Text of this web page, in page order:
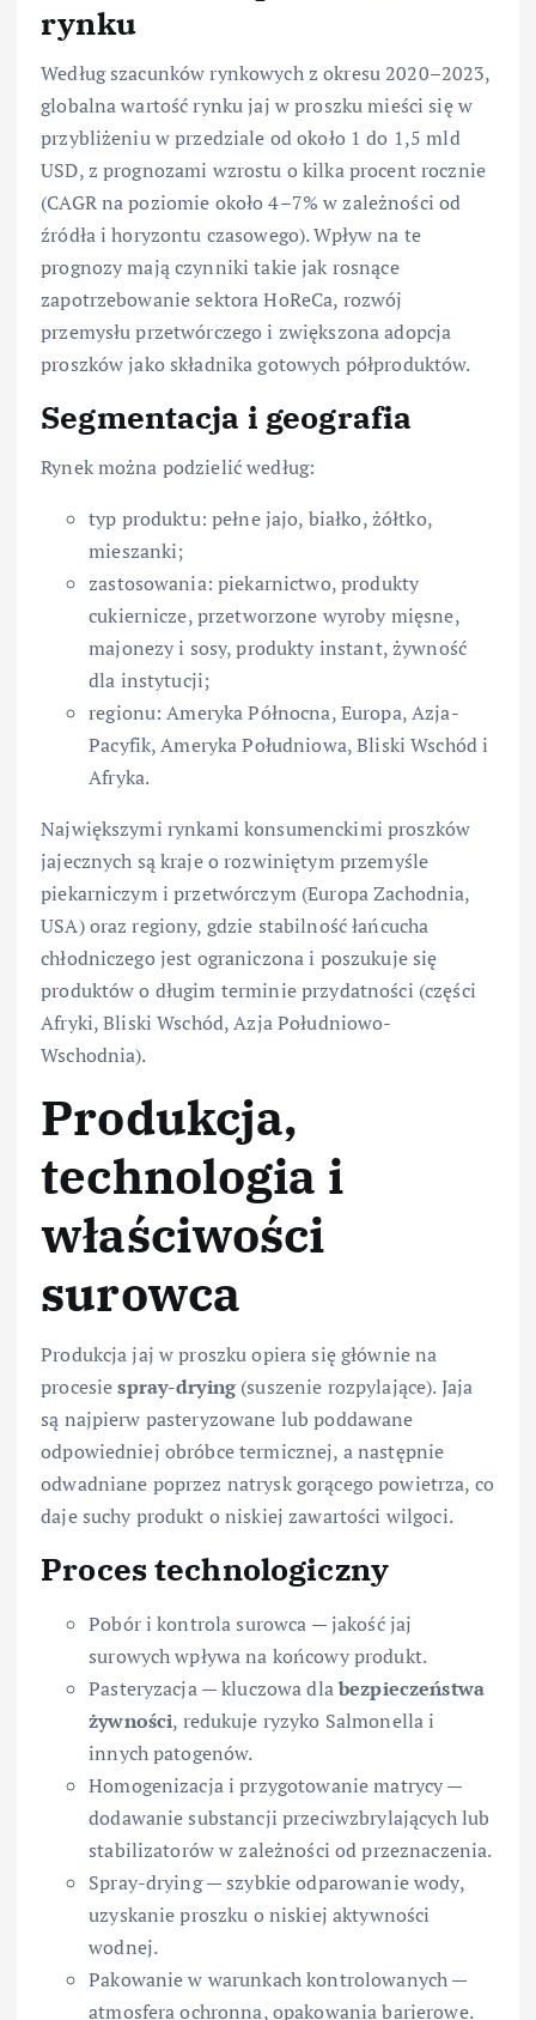
rynku
Według szacunków rynkowych z okresu 2020–2023,
globalna wartość rynku jaj w proszku mieści się w
przybliżeniu w przedziale od około 1 do 1,5 mld
USD, z prognozami wzrostu o kilka procent rocznie
(CAGR na poziomie około 4–7% w zależności od
źródła i horyzontu czasowego). Wpływ na te
prognozy mają czynniki takie jak rosnące
zapotrzebowanie sektora HoReCa, rozwój
przemysłu przetwórczego i zwiększona adopcja
proszków jako składnika gotowych półproduktów.
Segmentacja i geografia
Rynek można podzielić według:
typ produktu: pełne jajo, białko, żółtko,
mieszanki;
zastosowania: piekarnictwo, produkty
cukiernicze, przetworzone wyroby mięsne,
majonezy i sosy, produkty instant, żywność
dla instytucji;
regionu: Ameryka Północna, Europa, Azja-
Pacyfik, Ameryka Południowa, Bliski Wschód i
Afryka.
Największymi rynkami konsumenckimi proszków
jajecznych są kraje o rozwiniętym przemyśle
piekarniczym i przetwórczym (Europa Zachodnia,
USA) oraz regiony, gdzie stabilność łańcucha
chłodniczego jest ograniczona i poszukuje się
produktów o długim terminie przydatności (części
Afryki, Bliski Wschód, Azja Południowo-
Wschodnia).
Produkcja,
technologia i
właściwości
surowca
Produkcja jaj w proszku opiera się głównie na
procesiespray-drying(suszenie rozpylające). Jaja
są najpierw pasteryzowane lub poddawane
odpowiedniej obróbce termicznej, a następnie
odwadniane poprzez natrysk gorącego powietrza, co
daje suchy produkt o niskiej zawartości wilgoci.
Proces technologiczny
Pobór i kontrola surowca — jakość jaj
surowych wpływa na końcowy produkt.
Pasteryzacja — kluczowa dlabezpieczeństwa
żywności, redukuje ryzyko Salmonella i
innych patogenów.
Homogenizacja i przygotowanie matrycy —
dodawanie substancji przeciwzbrylających lub
stabilizatorów w zależności od przeznaczenia.
Spray-drying — szybkie odparowanie wody,
uzyskanie proszku o niskiej aktywności
wodnej.
Pakowanie w warunkach kontrolowanych —
atmosfera ochronna, opakowania barierowe.